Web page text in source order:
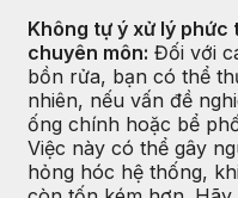
Không tự ý xử lý phức
chuyên môn: Đối với
bồn rửa, bạn có thể
nhiên, nếu vấn đề
ống chính hoặc bể
Việc này có thể gây
hỏng hóc hệ thống,